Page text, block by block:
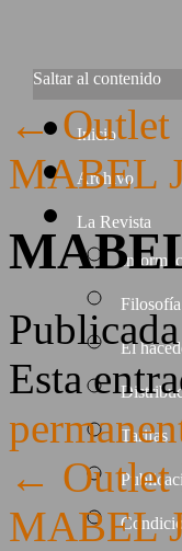
Saltar al contenido
Inicio
Archivo
La Revista
Filosofía
El
Tarifas
←Outlet
MABEL
Esta
← Outlet
MABEL